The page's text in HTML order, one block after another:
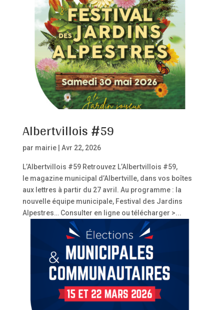
Albertvillois #59
par mairie| Avr 22, 2026
L’Albertvillois #59 Retrouvez L’Albertvillois #59,
le magazine municipal d’Albertville, dans vos boîtes
aux lettres à partir du 27 avril. Au programme : la
nouvelle équipe municipale, Festival des Jardins
Alpestres… Consulter en ligne ou télécharger >...